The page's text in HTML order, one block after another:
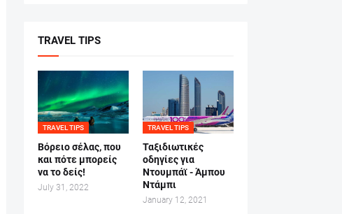
TRAVEL TIPS
TRAVEL TIPS
Βόρειο σέλας, που
και πότε μπορείς
να το δείς!
July 31, 2022
TRAVEL TIPS
Ταξιδιωτικές
οδηγίες για
Ντουμπάϊ - Άμπου
Ντάμπι
January 12, 2021